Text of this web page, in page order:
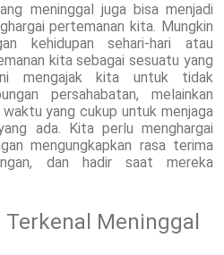
meninggal juga bisa menjadi
pertemanan kita. Mungkin
kehidupan sehari-hari atau
kita sebagai sesuatu yang
mengajak kita untuk tidak
persahabatan, melainkan
yang cukup untuk menjaga
ada. Kita perlu menghargai
mengungkapkan rasa terima
dan hadir saat mereka
Meninggal